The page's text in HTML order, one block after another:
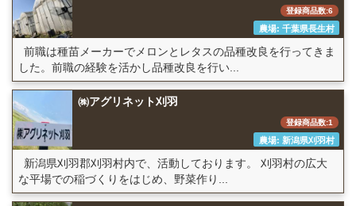
登録商品数:6
農場: 千葉県長生村
前職は種苗メーカーでメロンとレタスの品種改良を行ってきま
した。前職の経験を活かし品種改良を行い...
㈱アグリネット刈羽
登録商品数:1
農場: 新潟県刈羽村
新潟県刈羽郡刈羽村内で、活動しております。 刈羽村の広大
な平場での稲づくりをはじめ、野菜作り...